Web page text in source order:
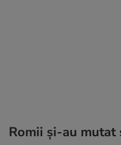
Romii şi-au mutat